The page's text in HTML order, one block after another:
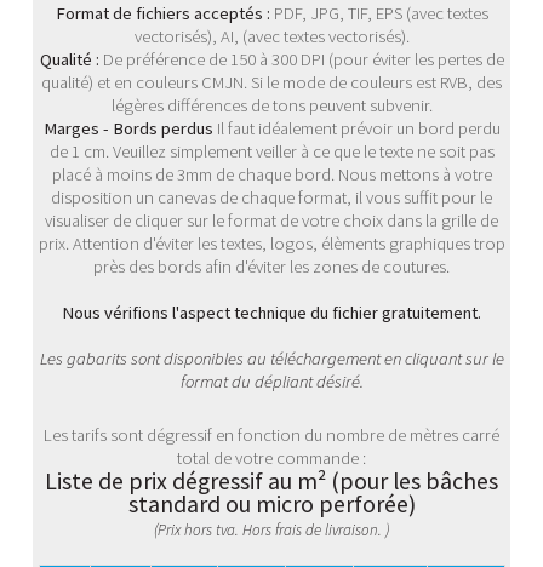
Format de fichiers acceptés : PDF, JPG, TIF, EPS (avec textes
vectorisés), AI, (avec textes vectorisés).
Qualité : De préférence de 150 à 300 DPI (pour éviter les pertes de
qualité) et en couleurs CMJN. Si le mode de couleurs est RVB, des
légères différences de tons peuvent subvenir.
Marges - Bords perdus Il faut idéalement prévoir un bord perdu
de 1 cm. Veuillez simplement veiller à ce que le texte ne soit pas
placé à moins de 3mm de chaque bord. Nous mettons à votre
disposition un canevas de chaque format, il vous suffit pour le
visualiser de cliquer sur le format de votre choix dans la grille de
prix. Attention d'éviter les textes, logos, élèments graphiques trop
près des bords afin d'éviter les zones de coutures.
Nous vérifions l'aspect technique du fichier gratuitement.
Les gabarits sont disponibles au téléchargement en cliquant sur le
format du dépliant désiré.
Les tarifs sont dégressif en fonction du nombre de mètres carré
total de votre commande :
Liste de prix dégressif au m² (pour les bâches
standard ou micro perforée)
(Prix hors tva. Hors frais de livraison. )